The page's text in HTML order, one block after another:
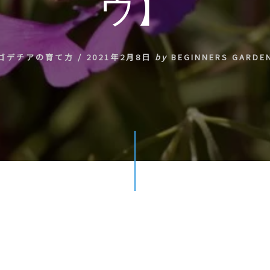
デチアの育て方 / 2021年2月8日 by BEGINNERS